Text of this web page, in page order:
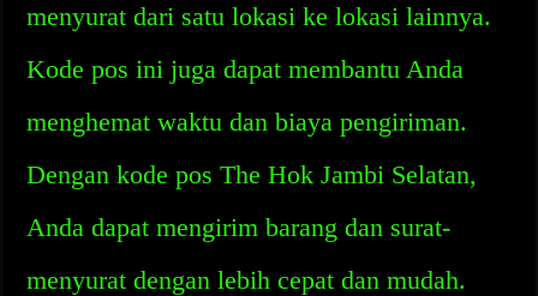
menyurat dari satu lokasi ke lokasi lainnya.
Kode pos ini juga dapat membantu Anda
menghemat waktu dan biaya pengiriman.
Dengan kode pos The Hok Jambi Selatan,
Anda dapat mengirim barang dan surat-
menyurat dengan lebih cepat dan mudah.